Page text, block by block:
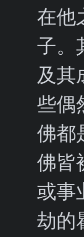
在他
子。
及其
些偶
佛都
佛皆
或事
劫的